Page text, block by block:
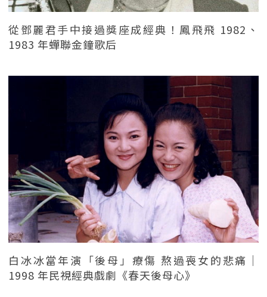
從鄧麗君手中接過獎座成經典！鳳飛飛 1982、
1983 年蟬聯金鐘歌后
白冰冰當年演「後母」療傷 熬過喪女的悲痛｜
1998 年民視經典戲劇《春天後母心》